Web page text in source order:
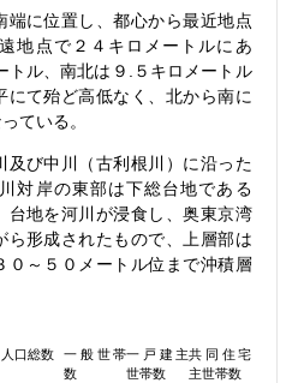
端に位置し、都心から最近地点
地点で２４キロメートルにあ
トル、南北は９.５キロメートル
にて殆ど高低なく、北から南に
ている。
及び中川（古利根川）に沿った
対岸の東部は下総台地である
台地を河川が浸食し、奥東京湾
ら形成されたもので、上層部は
０～５０メートル位まで沖積層
人口総数
一般世帯
数
一戸建主
世帯数
共同住宅
主世帯数